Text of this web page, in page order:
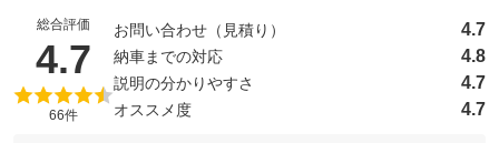
総合評価
4.7 （5点満点中）
66件
お問い合わせ（見積り） 4.7
納車までの対応 4.8
説明の分かりやすさ 4.7
オススメ度 4.7